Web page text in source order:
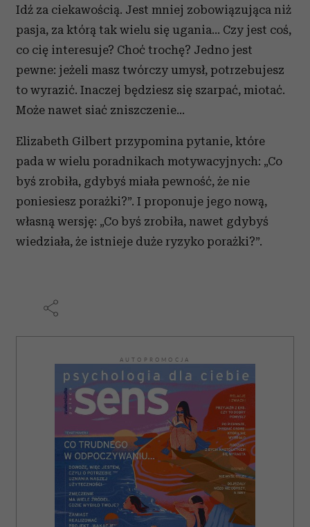
Idź za ciekawością. Jest mniej zobowiązująca niż
pasja, za którą tak wielu się ugania… Czy jest coś,
co cię interesuje? Choć trochę? Jedno jest
pewne: jeżeli masz twórczy umysł, potrzebujesz
to wyrazić. Inaczej będziesz się szarpać, miotać.
Może nawet siać zniszczenie…
Elizabeth Gilbert przypomina pytanie, które
pada w wielu poradnikach motywacyjnych: „Co
byś zrobiła, gdybyś miała pewność, że nie
poniesiesz porażki?”. I proponuje jego nową,
własną wersję: „Co byś zrobiła, nawet gdybyś
wiedziała, że istnieje duże ryzyko porażki?”.
AUTOPROMOCJA